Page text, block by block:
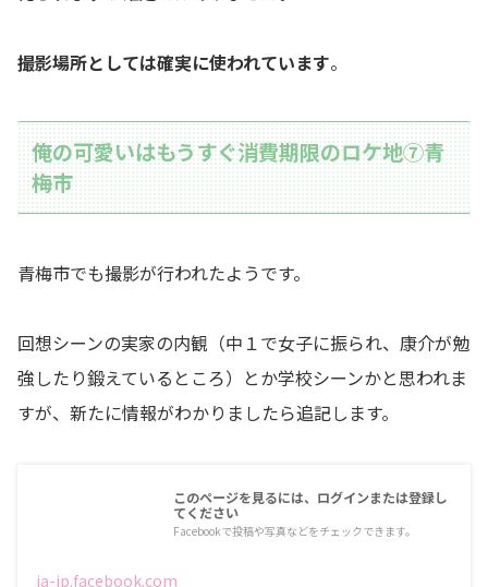
撮影場所としては確実に使われています。
俺の可愛いはもうすぐ消費期限のロケ地⑦青
梅市
青梅市でも撮影が行われたようです。
回想シーンの実家の内観（中１で女子に振られ、康介が勉
強したり鍛えているところ）とか学校シーンかと思われま
すが、新たに情報がわかりましたら追記します。
このページを見るには、ログインまたは登録し
てください
Facebookで投稿や写真などをチェックできます。
ja-jp.facebook.com